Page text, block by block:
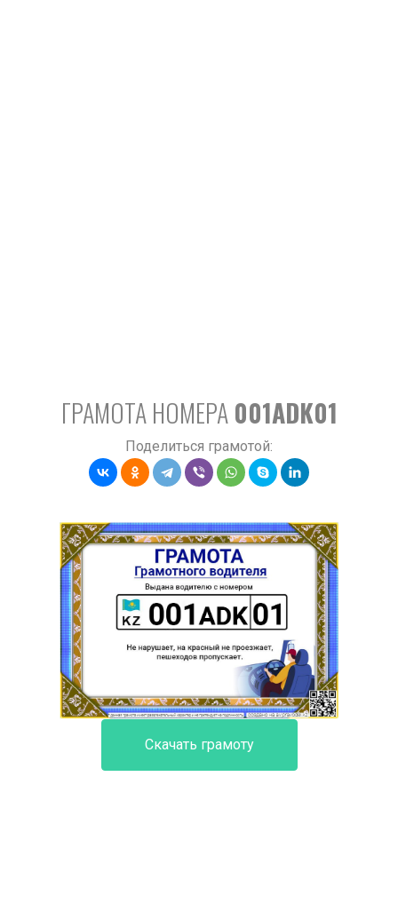
ГРАМОТА НОМЕРА001ADK01
Поделиться грамотой:
Скачать грамоту